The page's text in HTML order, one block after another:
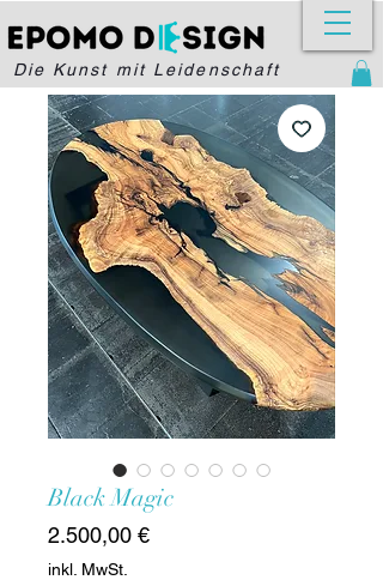
Die Kunst mit Leidenschaft
Black Magic
2.500,00 €Preis
inkl. MwSt.